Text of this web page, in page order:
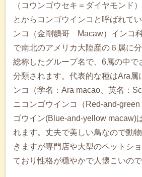
（コウンゴウセキ＝ダイヤモンド
とからコンゴウインコと呼ばれて
ンコ（金剛鸚哥 Macaw）インコ
で南北のアメリカ大陸産の６属に
総称したグループ名で、6属の中で
分類されます。代表的な種はAra属
ンコ（学名：Ara macao、英名：
ニコンゴウインコ（Red-and-
ゴウイン(Blue-and-yellow macaw)
れます。丈夫で美しい鳥なので動
きますが専門店や大型のペットシ
ており性格が穏やかで人懐こいの